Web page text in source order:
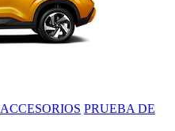
ACCESORIOS PRUEBA DE